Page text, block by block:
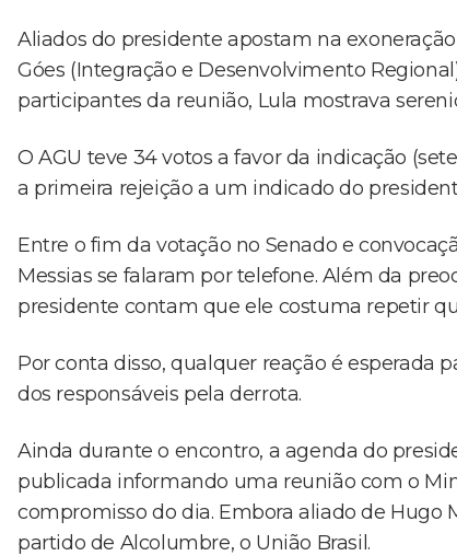
Aliados do presidente apostam na
Góes (Integração e Desenvolvimento
participantes da reunião, Lula mostrava
O AGU teve 34 votos a favor da indicação
a primeira rejeição a um indicado do
Entre o fim da votação no Senado e
Messias se falaram por telefone. Além da
presidente contam que ele costuma repetir
Por conta disso, qualquer reação é esperada
dos responsáveis pela derrota.
Ainda durante o encontro, a agenda do
publicada informando uma reunião com o
compromisso do dia. Embora aliado de Hugo
partido de Alcolumbre, o União Brasil.